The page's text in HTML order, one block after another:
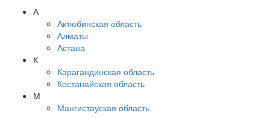
А
Актюбинская область
Алматы
Астана
К
Карагандинская область
Костанайская область
М
Мангистауская область